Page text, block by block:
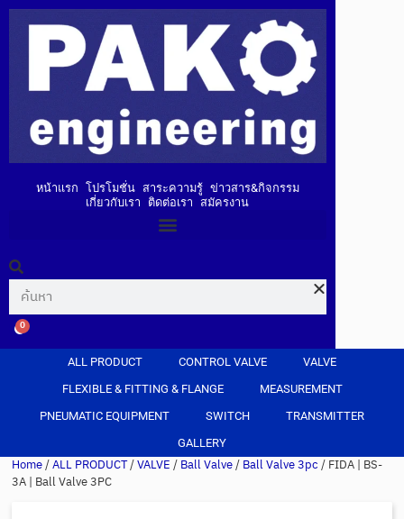
หน้าแรก โปรโมชั่น สาระความรู้ ข่าวสาร&กิจกรรม
เกี่ยวกับเรา
ติดต่อเรา สมัครงาน
0
ALL PRODUCT CONTROL VALVE
VALVE
FLEXIBLE & FITTING & FLANGE
MEASUREMENT
PNEUMATIC EQUIPMENT
SWITCH
TRANSMITTER
GALLERY
Home/ALL PRODUCT/VALVE/Ball Valve/Ball Valve 3pc/ FIDA | BS-
3A | Ball Valve 3PC